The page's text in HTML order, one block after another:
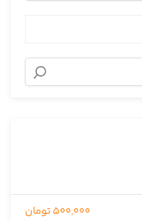
500,000 تومان